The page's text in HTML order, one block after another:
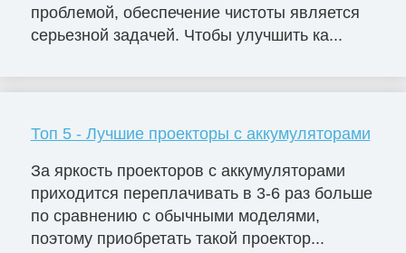
проблемой, обеспечение чистоты является
серьезной задачей. Чтобы улучшить ка...
Топ 5 - Лучшие проекторы с аккумуляторами
За яркость проекторов с аккумуляторами
приходится переплачивать в 3-6 раз больше
по сравнению с обычными моделями,
поэтому приобретать такой проектор...